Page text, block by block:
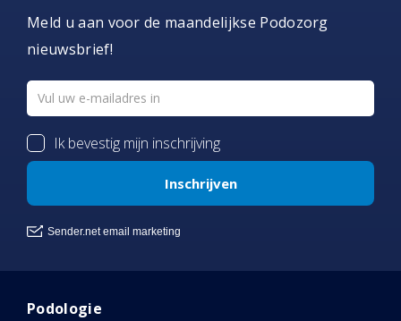
Meld u aan voor de maandelijkse Podozorg
nieuwsbrief!
Podologie